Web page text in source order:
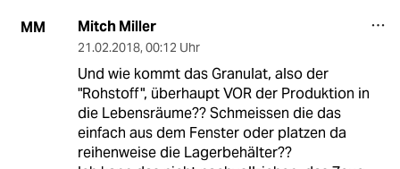
MM Mitch Miller
21.02.2018, 00:12 Uhr
Und wie kommt das Granulat, also der
"Rohstoff", überhaupt VOR der Produktion in
die Lebensräume?? Schmeissen die das
einfach aus dem Fenster oder platzen da
reihenweise die Lagerbehälter??